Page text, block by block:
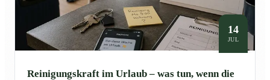
14
JUL
Reinigungskraft im Urlaub – was tun, wenn die